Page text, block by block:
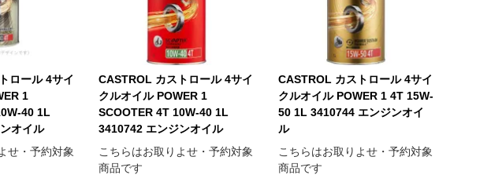
ロール 4サイ
1
40 1L
オイル
せ・予約対象
CASTROL カストロール 4サイ
クルオイル POWER 1
SCOOTER 4T 10W-40 1L
3410742 エンジンオイル
こちらはお取りよせ・予約対象
商品です
CASTROL カストロール 4サイ
クルオイル POWER 1 4T 15W-
50 1L 3410744 エンジンオイ
ル
こちらはお取りよせ・予約対象
商品です